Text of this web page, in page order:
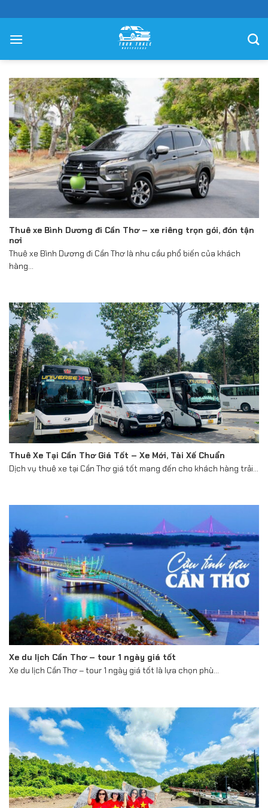
đến
nội
Thuê xe Bình Dương đi Cần Thơ – xe riêng trọn gói, đón tận
nơi
Thuê xe Bình Dương đi Cần Thơ là nhu cầu phổ biến của khách
hàng...
Thuê Xe Tại Cần Thơ Giá Tốt – Xe Mới, Tài Xế Chuẩn
Dịch vụ thuê xe tại Cần Thơ giá tốt mang đến cho khách hàng trải...
Xe du lịch Cần Thơ – tour 1 ngày giá tốt
Xe du lịch Cần Thơ – tour 1 ngày giá tốt là lựa chọn phù...